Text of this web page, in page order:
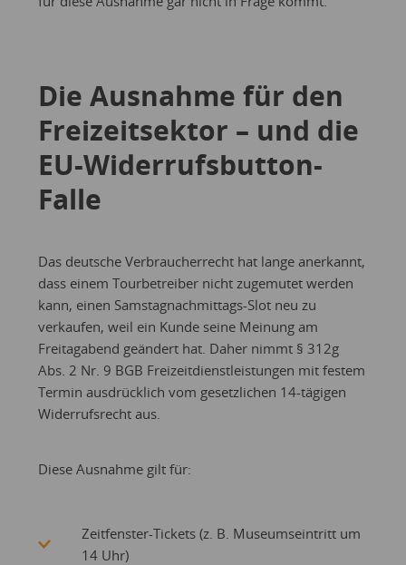
Die Ausnahme für den
Freizeitsektor – und die
EU-Widerrufsbutton-
Falle
Das deutsche Verbraucherrecht hat lange anerkannt,
dass einem Tourbetreiber nicht zugemutet werden
kann, einen Samstagnachmittags-Slot neu zu
verkaufen, weil ein Kunde seine Meinung am
Freitagabend geändert hat. Daher nimmt § 312g
Abs. 2 Nr. 9 BGB Freizeitdienstleistungen mit festem
Termin ausdrücklich vom gesetzlichen 14-tägigen
Widerrufsrecht aus.
Diese Ausnahme gilt für:
Zeitfenster-Tickets (z. B. Museumseintritt um
14 Uhr)